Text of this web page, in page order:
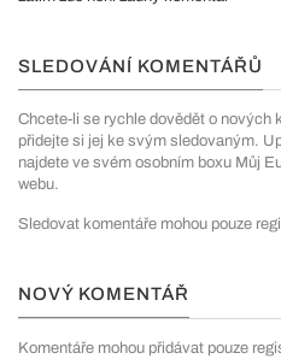
SLEDOVÁNÍ KOMENTÁŘŮ
Chcete-li se rychle dovědět o nových
přidejte si jej ke svým sledovaným.
najdete ve svém osobním boxu Můj
webu.
Sledovat komentáře mohou pouze
NOVÝ KOMENTÁŘ
Komentáře mohou přidávat pouze